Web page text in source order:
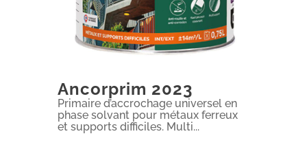
Ancorprim 2023
Primaire d’accrochage universel en
phase solvant pour métaux ferreux
et supports difficiles. Multi...